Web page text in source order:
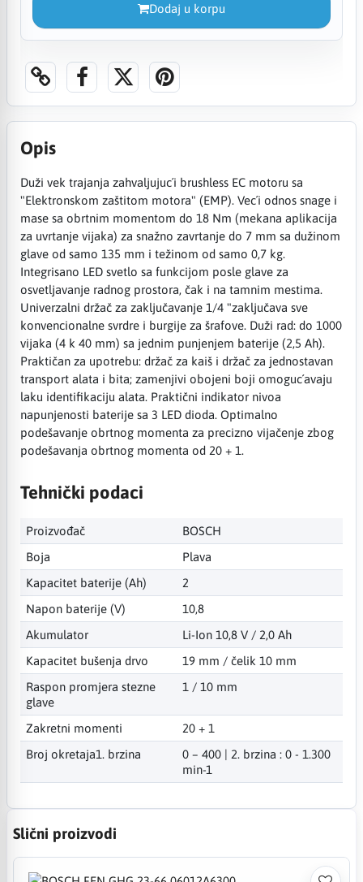
Dodaj u korpu
Opis
Duži vek trajanja zahvaljujuc´i brushless EC motoru sa
"Elektronskom zaštitom motora" (EMP). Vec´i odnos snage i
mase sa obrtnim momentom do 18 Nm (mekana aplikacija
za uvrtanje vijaka) za snažno zavrtanje do 7 mm sa dužinom
glave od samo 135 mm i težinom od samo 0,7 kg.
Integrisano LED svetlo sa funkcijom posle glave za
osvetljavanje radnog prostora, čak i na tamnim mestima.
Univerzalni držač za zaključavanje 1/4 "zaključava sve
konvencionalne svrdre i burgije za šrafove. Duži rad: do 1000
vijaka (4 k 40 mm) sa jednim punjenjem baterije (2,5 Ah).
Praktičan za upotrebu: držač za kaiš i držač za jednostavan
transport alata i bita; zamenjivi obojeni boji omoguc´avaju
laku identifikaciju alata. Praktični indikator nivoa
napunjenosti baterije sa 3 LED dioda. Optimalno
podešavanje obrtnog momenta za precizno vijačenje zbog
podešavanja obrtnog momenta od 20 + 1.
Tehnički podaci
Proizvođač
BOSCH
Boja
Plava
Kapacitet baterije (Ah)
2
Napon baterije (V)
10,8
Akumulator
Li-Ion 10,8 V / 2,0 Ah
Kapacitet bušenja drvo
19 mm / čelik 10 mm
Raspon promjera stezne
glave
1 / 10 mm
Zakretni momenti
20 + 1
Broj okretaja1. brzina
0 – 400 | 2. brzina : 0 - 1.300
min-1
Slični proizvodi